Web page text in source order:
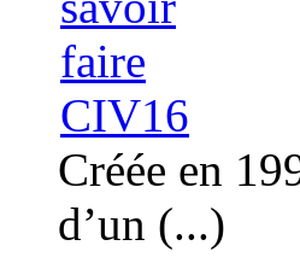
Créée en
d’un (...)